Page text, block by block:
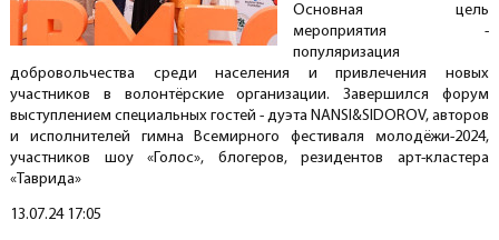
Основная цель
мероприятия -
популяризация
добровольчества среди населения и привлечения новых
участников в волонтёрские организации. Завершился форум
выступлением специальных гостей - дуэта NANSI&SIDOROV, авторов
и исполнителей гимна Всемирного фестиваля молодёжи-2024,
участников шоу «Голос», блогеров, резидентов арт-кластера
«Таврида»
Создано
13.07.24 17:05